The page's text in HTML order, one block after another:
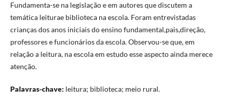
Fundamenta-se na legislação e em autores que discutem a
temática leiturae biblioteca na escola. Foram entrevistadas
crianças dos anos iniciais do ensino fundamental,pais,direção,
professores e funcionários da escola. Observou-se que, em
relação a leitura, na escola em estudo esse aspecto ainda merece
atenção.
Palavras-chave: leitura; biblioteca; meio rural.